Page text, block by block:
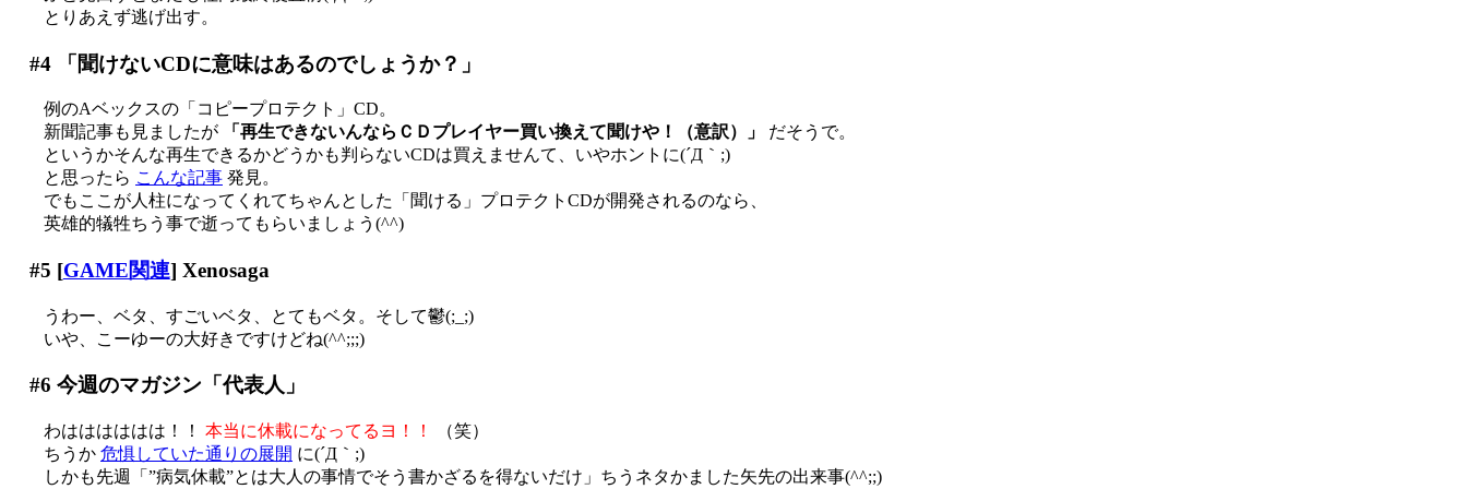
とりあえず逃げ出す。
#4「聞けないCDに意味はあるのでしょうか？」
例のAベックスの「コピープロテクト」CD。
新聞記事も見ましたが
「再生できないんならＣＤプレイヤー買い換えて聞けや！（意訳）」
だそうで。
というかそんな再生できるかどうかも判らないCDは買えませんて、いやホントに(´Д｀;)
と思ったら こんな記事 発見。
でもここが人柱になってくれてちゃんとした「聞ける」プロテクトCDが開発されるのなら、
英雄的犠牲ちう事で逝ってもらいましょう(^^)
#5 [GAME関連] Xenosaga
うわー、ベタ、すごいベタ、とてもベタ。そして鬱(;_;)
いや、こーゆーの大好きですけどね(^^;;;)
#6 今週のマガジン「代表人」
わはははははは！！ 本当に休載になってるヨ！！
（笑）
ちうか 危惧していた通りの展開 に(´Д｀;)
しかも先週「”病気休載”とは大人の事情でそう書かざるを得ないだけ」ちうネタかました矢先の出来事(^^;;)